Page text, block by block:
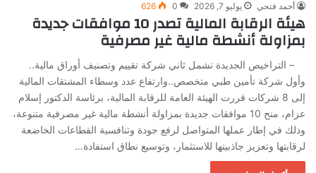
أحمد فتحي يوليو 7, 2026 0
626
هيئة الرقابة المالية تصدر 10 موافقات جديدة
بمزاولة أنشطة مالية غير مصرفية
– التراخيص الجديدة تشمل ثاني شركة تقييم وتصنيف أوراق مالية..
وأول شركة تأمين طبي متخصص..وارتفاع عدد وسطاء المشتقات المالية
إلى 8 شركات قررت الهيئة العامة للرقابة المالية، برئاسة الدكتور إسلام
عزام، منح 10 موافقات جديدة بمزاولة أنشطة مالية غير مصرفية متنوعة،
وذلك في إطار عملها المتواصل لرفع جودة وتنافسية القطاعات الخاضعة
لرقابتها وتعزيز جاذبيتها للاستثمار، وتوسيع نطاق استفادة…